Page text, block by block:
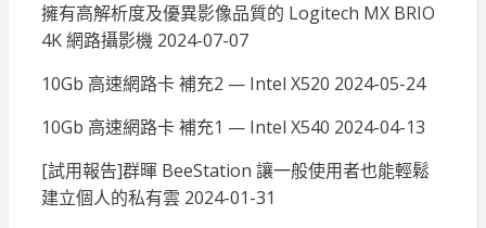
擁有高解析度及優異影像品質的 Logitech MX BRIO
4K 網路攝影機 2024-07-07
10Gb 高速網路卡 補充2 — Intel X520 2024-05-24
10Gb 高速網路卡 補充1 — Intel X540 2024-04-13
[試用報告]群暉 BeeStation 讓一般使用者也能輕鬆
建立個人的私有雲 2024-01-31